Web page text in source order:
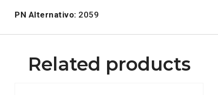
PN Alternativo: 2059
Related products